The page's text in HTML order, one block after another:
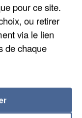
pour ce site.
ou retirer
via le lien
de chaque